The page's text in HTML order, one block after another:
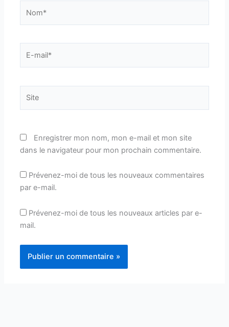
mail*
Enregistrer mon nom, mon e-mail et mon site
dans le navigateur pour mon prochain commentaire.
Prévenez-moi de tous les nouveaux commentaires
par e-mail.
Prévenez-moi de tous les nouveaux articles par e-
mail.